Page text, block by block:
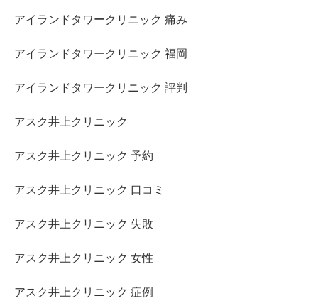
アイランドタワークリニック 痛み
アイランドタワークリニック 福岡
アイランドタワークリニック 評判
アスク井上クリニック
アスク井上クリニック 予約
アスク井上クリニック 口コミ
アスク井上クリニック 失敗
アスク井上クリニック 女性
アスク井上クリニック 症例